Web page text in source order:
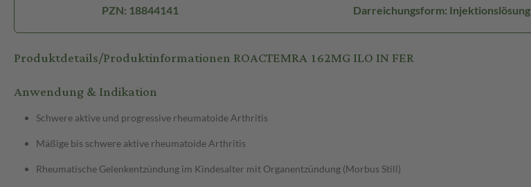
PZN: 18844141 Darreichungsform: Injektionslösung
Produktdetails/Produktinformationen ROACTEMRA 162MG ILO IN FER
Anwendung & Indikation
Schwere aktive und progressive rheumatoide Arthritis
Mäßige bis schwere aktive rheumatoide Arthritis
Rheumatische Gelenkentzündung im Kindesalter mit Organentzündung (Morbus Still)